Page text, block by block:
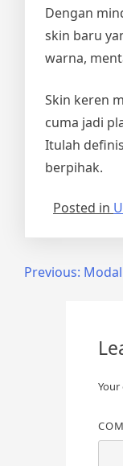
Dengan
skin baru
warna,
Skin keren
cuma jadi
Itulah
berpihak.
Posted in
PostPrevious: